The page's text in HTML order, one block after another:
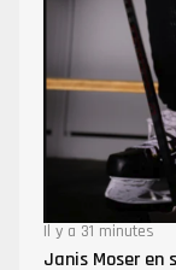
Il y a 31 minutes
Janis Moser en